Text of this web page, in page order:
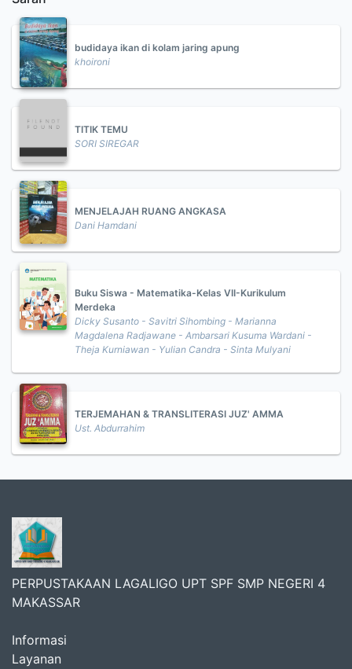
budidaya ikan di kolam jaring apung
khoironi
TITIK TEMU
SORI SIREGAR
MENJELAJAH RUANG ANGKASA
Dani Hamdani
Buku Siswa - Matematika-Kelas VII-Kurikulum
Merdeka
Dicky Susanto - Savitri Sihombing - Marianna
Magdalena Radjawane - Ambarsari Kusuma Wardani -
Theja Kurniawan - Yulian Candra - Sinta Mulyani
TERJEMAHAN & TRANSLITERASI JUZ' AMMA
Ust. Abdurrahim
PERPUSTAKAAN LAGALIGO UPT SPF SMP NEGERI 4
MAKASSAR
Informasi
Layanan